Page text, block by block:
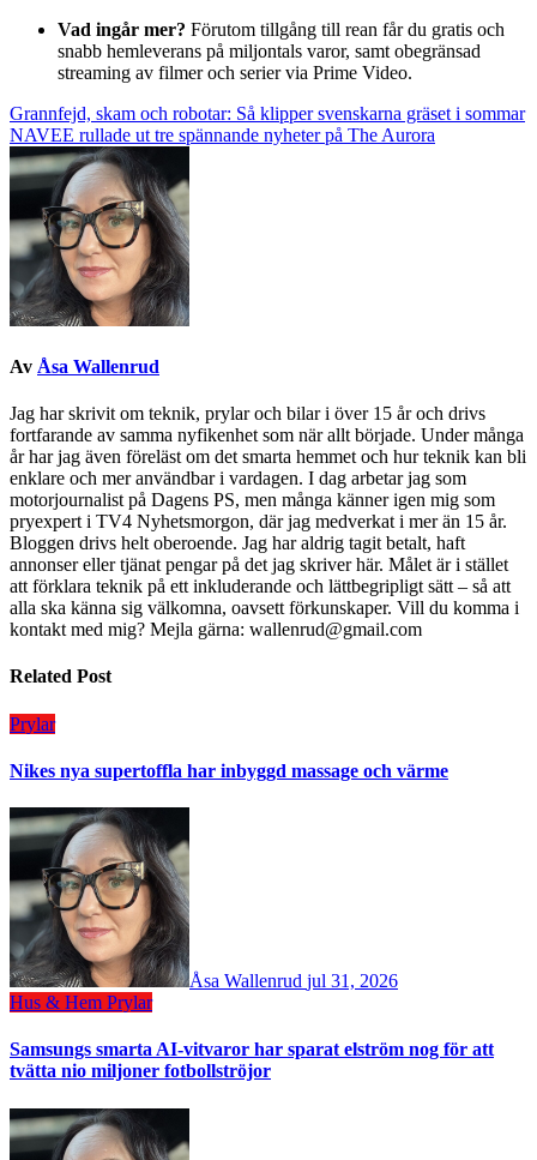
Vad ingår mer? Förutom tillgång till rean får du gratis och
snabb hemleverans på miljontals varor, samt obegränsad
streaming av filmer och serier via Prime Video.
Inläggsnavigering
Grannfejd, skam och robotar: Så klipper svenskarna gräset i sommar
NAVEE rullade ut tre spännande nyheter på The Aurora
Av Åsa Wallenrud
Jag har skrivit om teknik, prylar och bilar i över 15 år och drivs
fortfarande av samma nyfikenhet som när allt började. Under många
år har jag även föreläst om det smarta hemmet och hur teknik kan bli
enklare och mer användbar i vardagen. I dag arbetar jag som
motorjournalist på Dagens PS, men många känner igen mig som
pryexpert i TV4 Nyhetsmorgon, där jag medverkat i mer än 15 år.
Bloggen drivs helt oberoende. Jag har aldrig tagit betalt, haft
annonser eller tjänat pengar på det jag skriver här. Målet är i stället
att förklara teknik på ett inkluderande och lättbegripligt sätt – så att
alla ska känna sig välkomna, oavsett förkunskaper. Vill du komma i
kontakt med mig? Mejla gärna: wallenrud@gmail.com
Related Post
Prylar
Nikes nya supertoffla har inbyggd massage och värme
Åsa Wallenrud jul 31, 2026
Hus & Hem Prylar
Samsungs smarta AI-vitvaror har sparat elström nog för att
tvätta nio miljoner fotbollströjor